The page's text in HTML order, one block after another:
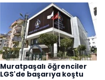
Muratpaşalı öğrenciler
LGS'de başarıya koştu